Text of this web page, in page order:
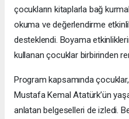
çocukların kitaplarla bağ
okuma ve değerlendirme
desteklendi. Boyama
kullanan çocuklar birbirinden
Program kapsamında
Mustafa Kemal Atatürk’ün
anlatan belgeselleri de izledi.